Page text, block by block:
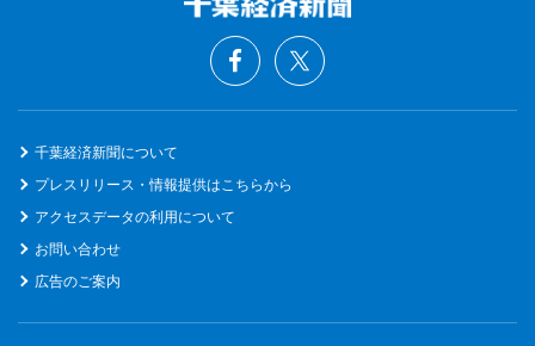
千葉経済新聞について
プレスリリース・情報提供はこちらから
アクセスデータの利用について
お問い合わせ
広告のご案内